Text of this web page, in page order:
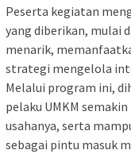
Peserta kegiatan
yang diberikan, mulai
menarik,
strategi mengelola
Melalui program ini,
pelaku UMKM
usahanya, serta
sebagai pintu masuk